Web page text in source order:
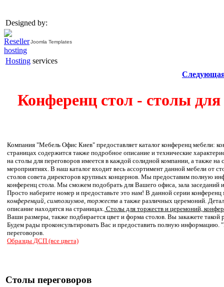
Designed by:
Joomla Templates
Hosting services
Конференц стол - столы
Компания "Мебель Офис Киев" предоставляет каталог конференц мебели:
страницах содержится также подробное описание и технические
на столы для переговоров имеется в каждой солидной компании, а также
мероприятиях. В наш каталог входит весь ассортимент данной мебели от
столов совета директоров крупных концернов. Мы предоставим полную
конференц стола. Мы сможем подобрать для Вашего офиса, зала заседаний
Просто наберите номер и предоставьте это нам! В данной серии
конференций, симпозиумов, торжеств а также различных церемоний.
описание находятся на страницах. Столы для торжеств и церемоний,
Ваши размеры, также подбирается цвет и форма столов. Вы закажете
Будем рады проконсультировать Вас и предоставить полную
переговоров.
Образцы ДСП (все цвета)
Столы переговоров